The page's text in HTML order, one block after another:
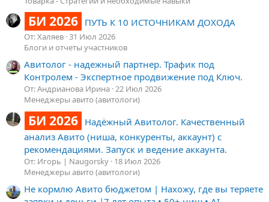
БИ 2026 ПУТЬ К 10 ИСТОЧНИКАМ ДОХОДА
От: Халяев 31 Июл 2026
Блоги и отчеты участников
Авитолог - надежный партнер. Трафик под
Контролем - Экспертное продвижение под Ключ.
От: Андрианова Ирина 22 Июл 2026
Менеджеры авито (авитологи)
БИ 2026 Надёжный Авитолог. Качественный
анализ Авито (ниша, конкуренты, аккаунт) с
рекомендациями. Запуск и ведение аккаунта.
От: Игорь | Naugorsky 18 Июл 2026
Менеджеры авито (авитологи)
Не кормлю Авито бюджетом | Нахожу, где вы теряете